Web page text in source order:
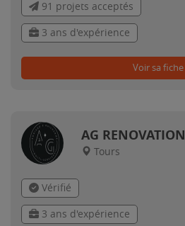
91 projets acceptés
3 ans d'expérience
Voir sa fiche
AG RENOVATION
Tours
Vérifié
3 ans d'expérience